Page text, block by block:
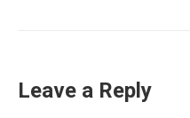
Leave a Reply